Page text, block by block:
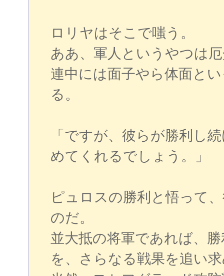
ロリヤはそこで嗤う。
ああ、軍人というやつは
連中には面子やら体面と
る。
「ですが、彼らが勝利し
めてくれるでしょう。」
ピュロスの勝利と悟って
のだ。
並大抵の将軍であれば、
を、さらなる戦果を追い